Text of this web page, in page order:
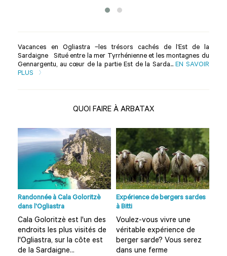
Vacances en Ogliastra –les trésors cachés de l’Est de la
Sardaigne Situé entre la mer Tyrrhénienne et les montagnes du
Gennargentu, au cœur de la partie Est de la Sarda...EN SAVOIR
PLUS
QUOI FAIRE À ARBATAX
Randonnée à Cala Goloritzè
dans l'Ogliastra
Cala Goloritzè est l'un des
endroits les plus visités de
l'Ogliastra, sur la côte est
de la Sardaigne...
Expérience de bergers sardes
à Bitti
Voulez-vous vivre une
véritable expérience de
berger sarde? Vous serez
dans une ferme